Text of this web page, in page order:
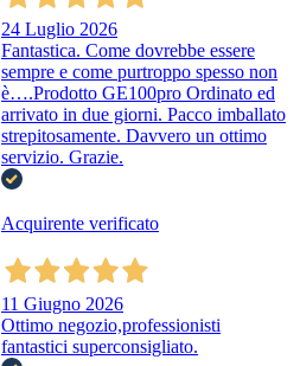
24 Luglio 2026
Fantastica. Come dovrebbe essere
sempre e come purtroppo spesso non
è….Prodotto GE100pro Ordinato ed
arrivato in due giorni. Pacco imballato
strepitosamente. Davvero un ottimo
servizio. Grazie.
Acquirente verificato
11 Giugno 2026
Ottimo negozio,professionisti
fantastici superconsigliato.